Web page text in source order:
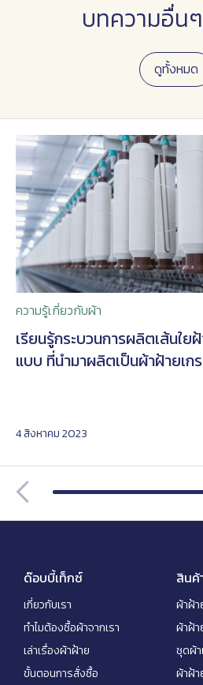
บทความอื่น
ดูทั้งหมด
ความรู้เกี่ยวกับผ้า
เรียนรู้กระบวนการผลิตเส้นใย
แบบ ที่นำมาผลิตเป็นผ้าฝ้ายเก
4 สิงหาคม 2023
ด๊อบบี้เท็กซ์
เกี่ยวกับเรา
ทำไมต้องซื้อผ้าจากเรา
เล่าเรื่องผ้าฝ้าย
ขั้นตอนการสั่งซื้อ
สินค้
ผ้าฝ้
ผ้าฝ้า
ชุดผ้
ผ้าฝ้